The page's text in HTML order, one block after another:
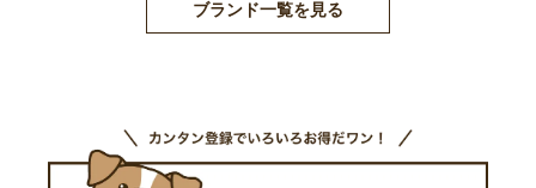
ブランド一覧を見る